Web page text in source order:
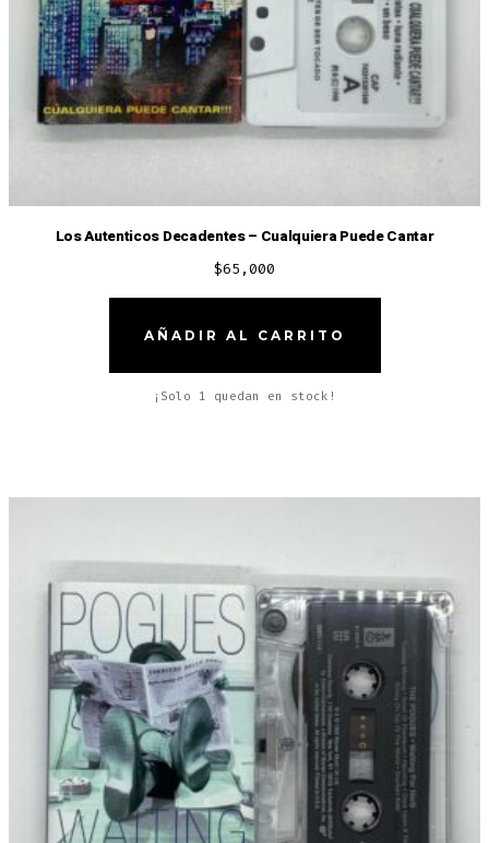
Los Autenticos Decadentes – Cualquiera Puede Cantar
$65,000
AÑADIR AL CARRITO
¡Solo 1 quedan en stock!